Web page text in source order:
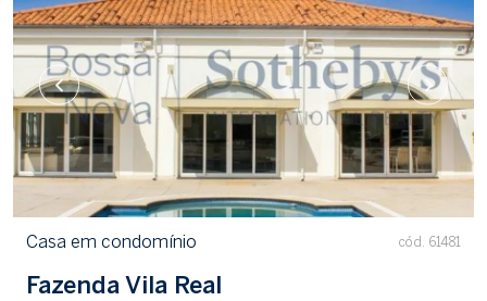
Casa em condomínio cód. 61481
Fazenda Vila Real